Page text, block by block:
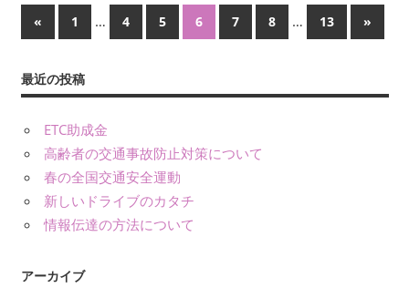
投
の
ペ
ー
ジ
送
り
«前
の
事
1 … 4 5 6 7 8 … 13
次
の
»
最近の投稿
ETC助成金
高齢者の交通事故防止対策について
春の全国交通安全運動
新しいドライブのカタチ
情報伝達の方法について
アーカイブ